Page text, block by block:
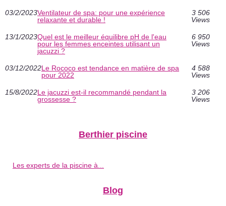
03/2/2023Ventilateur de spa: pour une expérience
relaxante et durable !
3 506
Views
13/1/2023Quel est le meilleur équilibre pH de l'eau
pour les femmes enceintes utilisant un
jacuzzi ?
6 950
Views
03/12/2022Le Rococo est tendance en matière de spa
pour 2022
4 588
Views
15/8/2022Le jacuzzi est-il recommandé pendant la
grossesse ?
3 206
Views
Berthier piscine
Les experts de la piscine à...
Blog